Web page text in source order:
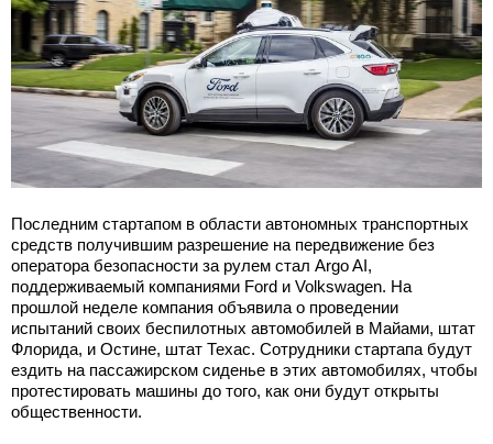
Последним стартапом в области автономных транспортных
средств получившим разрешение на передвижение без
оператора безопасности за рулем стал Argo AI,
поддерживаемый компаниями Ford и Volkswagen. На
прошлой неделе компания объявила о проведении
испытаний своих беспилотных автомобилей в Майами, штат
Флорида, и Остине, штат Техас. Сотрудники стартапа будут
ездить на пассажирском сиденье в этих автомобилях, чтобы
протестировать машины до того, как они будут открыты
общественности.